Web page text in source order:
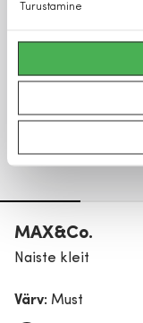
Turustamine
MAX&Co.
Naiste kleit
Värv: Must